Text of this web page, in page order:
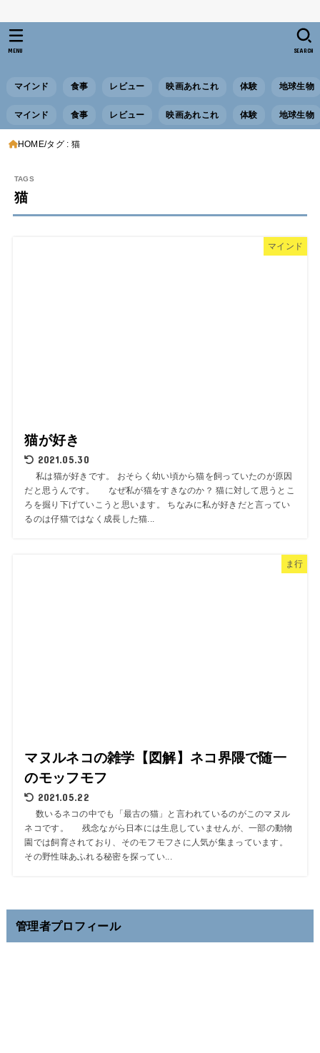
マインド 食事 レビュー 映画あれこれ 体験 地球生物
マインド 食事 レビュー 映画あれこれ 体験 地球生物
SEARCH
MENU
HOME タグ : 猫
猫
マインド
猫が好き
2021.05.30
私は猫が好きです。 おそらく幼い頃から猫を飼っていたのが原因
だと思うんです。 なぜ私が猫をすきなのか？ 猫に対して思うとこ
ろを掘り下げていこうと思います。 ちなみに私が好きだと言ってい
るのは仔猫ではなく成長した猫...
ま行
マヌルネコの雑学【図解】ネコ界隈で随一
のモッフモフ
2021.05.22
数いるネコの中でも「最古の猫」と言われているのがこのマヌル
ネコです。 残念ながら日本には生息していませんが、一部の動物
園では飼育されており、そのモフモフさに人気が集まっています。
その野性味あふれる秘密を探ってい...
管理者プロフィール